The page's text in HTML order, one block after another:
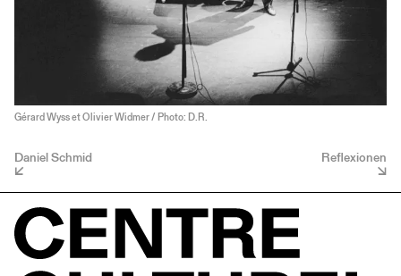
Gérard Wyss et Olivier Widmer / Photo: D.R.
Daniel Schmid Reflexionen